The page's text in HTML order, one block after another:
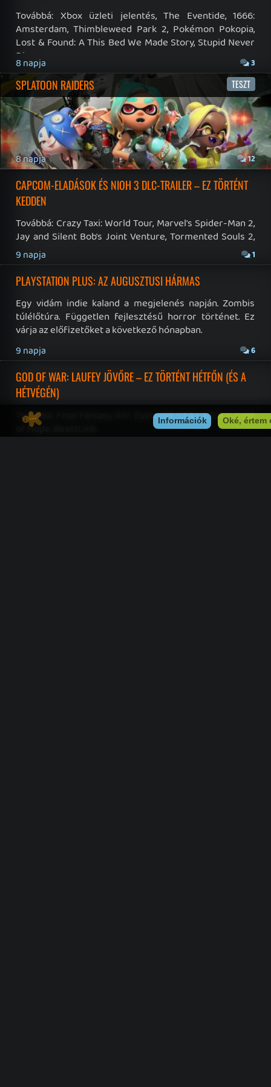
19 éve videójáték minden nap! Copyright 365 Media Kft
Impresszum | Hirdetési ajánlatunk |
Felhasználási feltételek | Adatvédelmi elveink |
Sütik
Hírek | Cikkek | Podcastok | Blogok |
Gaming Fórum | Offtopic Fórum
Blog RSS
Instagram | Youtube | Facebook |
Twitter